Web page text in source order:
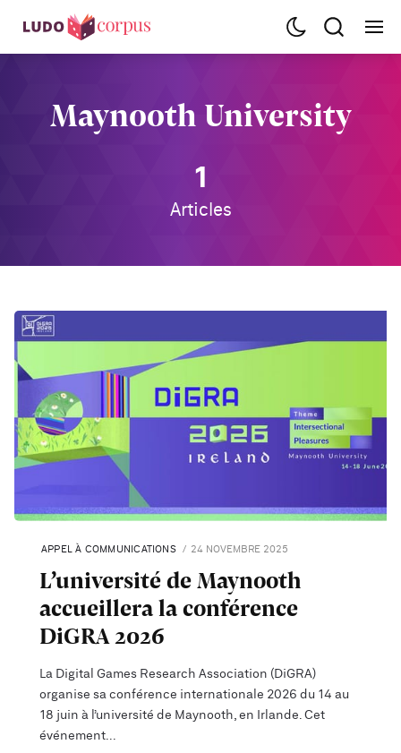
Maynooth University
1
Articles
APPEL À COMMUNICATIONS 24 NOVEMBRE 2025
L’université de Maynooth
accueillera la conférence
DiGRA 2026
La Digital Games Research Association (DiGRA)
organise sa conférence internationale 2026 du 14 au
18 juin à l’université de Maynooth, en Irlande. Cet
événement